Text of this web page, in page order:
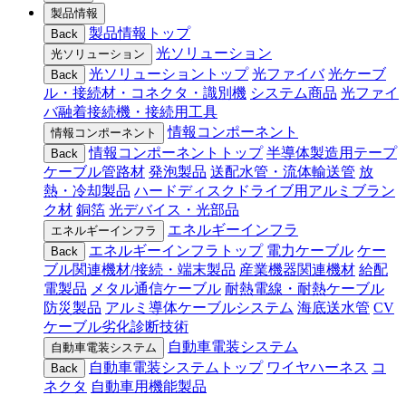
製品情報
Back
製品情報トップ
光ソリューション 光ソリューション
Back 光ソリューショントップ 光ファイバ 光ケーブ
ル・接続材・コネクタ・識別機 システム商品 光ファイ
バ融着接続機・接続用工具
情報コンポーネント 情報コンポーネント
Back 情報コンポーネントトップ 半導体製造用テープ
ケーブル管路材 発泡製品 送配水管・流体輸送管 放
熱・冷却製品 ハードディスクドライブ用アルミブラン
ク材 銅箔 光デバイス・光部品
エネルギーインフラ エネルギーインフラ
Back エネルギーインフラトップ 電力ケーブル ケー
ブル関連機材/接続・端末製品 産業機器関連機材 給配
電製品 メタル通信ケーブル 耐熱電線・耐熱ケーブル
防災製品 アルミ導体ケーブルシステム 海底送水管 CV
ケーブル劣化診断技術
自動車電装システム 自動車電装システム
Back 自動車電装システムトップ ワイヤハーネス コ
ネクタ 自動車用機能製品